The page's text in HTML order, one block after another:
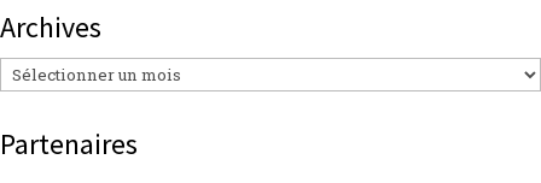
Archives
Archives
Partenaires